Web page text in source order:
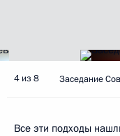
4 из 8 Заседание
Все эти подходы